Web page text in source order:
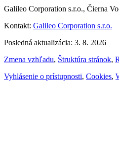
Galileo Corporation s.r.o., Čierna
Kontakt: Galileo Corporation s.r.o.
Posledná aktualizácia: 3. 8. 2026
Zmena vzhľadu, Štruktúra stránok,
Vyhlásenie o prístupnosti, Cookies,